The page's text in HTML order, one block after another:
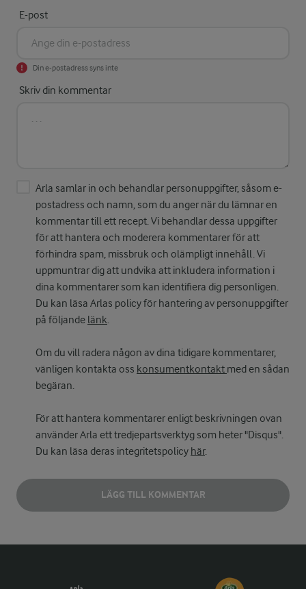
E-post
Din e-postadress syns inte
Skriv din kommentar
Arla samlar in och behandlar personuppgifter, såsom e-
postadress och namn, som du anger när du lämnar en
kommentar till ett recept. Vi behandlar dessa uppgifter
för att hantera och moderera kommentarer för att
förhindra spam, missbruk och olämpligt innehåll. Vi
uppmuntrar dig att undvika att inkludera information i
dina kommentarer som kan identifiera dig personligen.
Du kan läsa Arlas policy för hantering av personuppgifter
på följande länk.
Om du vill radera någon av dina tidigare kommentarer,
vänligen kontakta oss konsumentkontakt med en sådan
begäran.
För att hantera kommentarer enligt beskrivningen ovan
använder Arla ett tredjepartsverktyg som heter "Disqus".
Du kan läsa deras integritetspolicy här.
LÄGG TILL KOMMENTAR